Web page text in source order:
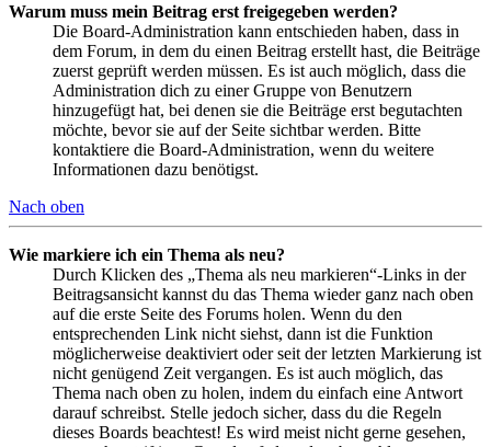
Warum muss mein Beitrag erst freigegeben werden?
Die Board-Administration kann entschieden haben, dass in
dem Forum, in dem du einen Beitrag erstellt hast, die Beiträge
zuerst geprüft werden müssen. Es ist auch möglich, dass die
Administration dich zu einer Gruppe von Benutzern
hinzugefügt hat, bei denen sie die Beiträge erst begutachten
möchte, bevor sie auf der Seite sichtbar werden. Bitte
kontaktiere die Board-Administration, wenn du weitere
Informationen dazu benötigst.
Nach oben
Wie markiere ich ein Thema als neu?
Durch Klicken des „Thema als neu markieren“-Links in der
Beitragsansicht kannst du das Thema wieder ganz nach oben
auf die erste Seite des Forums holen. Wenn du den
entsprechenden Link nicht siehst, dann ist die Funktion
möglicherweise deaktiviert oder seit der letzten Markierung ist
nicht genügend Zeit vergangen. Es ist auch möglich, das
Thema nach oben zu holen, indem du einfach eine Antwort
darauf schreibst. Stelle jedoch sicher, dass du die Regeln
dieses Boards beachtest! Es wird meist nicht gerne gesehen,